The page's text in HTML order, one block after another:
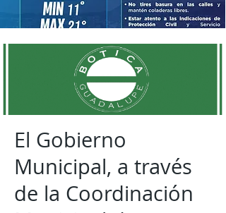
El Gobierno
Municipal, a través
de la Coordinación